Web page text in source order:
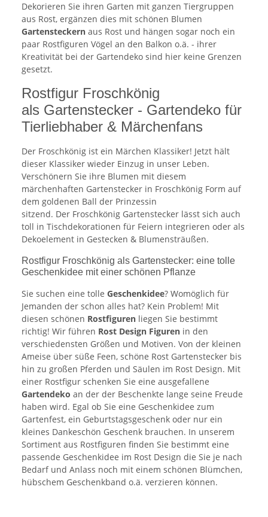
Dekorieren Sie ihren Garten mit ganzen Tiergruppen
aus Rost, ergänzen dies mit schönen Blumen
Gartensteckern aus Rost und hängen sogar noch ein
paar Rostfiguren Vögel an den Balkon o.ä. - ihrer
Kreativität bei der Gartendeko sind hier keine Grenzen
gesetzt.
Rostfigur Froschkönig
als Gartenstecker - Gartendeko für
Tierliebhaber & Märchenfans
Der Froschkönig ist ein Märchen Klassiker! Jetzt hält
dieser Klassiker wieder Einzug in unser Leben.
Verschönern Sie ihre Blumen mit diesem
märchenhaften Gartenstecker in Froschkönig Form auf
dem goldenen Ball der Prinzessin
sitzend. Der Froschkönig Gartenstecker lässt sich auch
toll in Tischdekorationen für Feiern integrieren oder als
Dekoelement in Gestecken & Blumensträußen.
Rostfigur Froschkönig als Gartenstecker: eine tolle
Geschenkidee mit einer schönen Pflanze
Sie suchen eine tolle Geschenkidee? Womöglich für
Jemanden der schon alles hat? Kein Problem! Mit
diesen schönen Rostfiguren liegen Sie bestimmt
richtig! Wir führen Rost Design Figuren in den
verschiedensten Größen und Motiven. Von der kleinen
Ameise über süße Feen, schöne Rost Gartenstecker bis
hin zu großen Pferden und Säulen im Rost Design. Mit
einer Rostfigur schenken Sie eine ausgefallene
Gartendeko an der der Beschenkte lange seine Freude
haben wird. Egal ob Sie eine Geschenkidee zum
Gartenfest, ein Geburtstagsgeschenk oder nur ein
kleines Dankeschön Geschenk brauchen. In unserem
Sortiment aus Rostfiguren finden Sie bestimmt eine
passende Geschenkidee im Rost Design die Sie je nach
Bedarf und Anlass noch mit einem schönen Blümchen,
hübschem Geschenkband o.ä. verzieren können.